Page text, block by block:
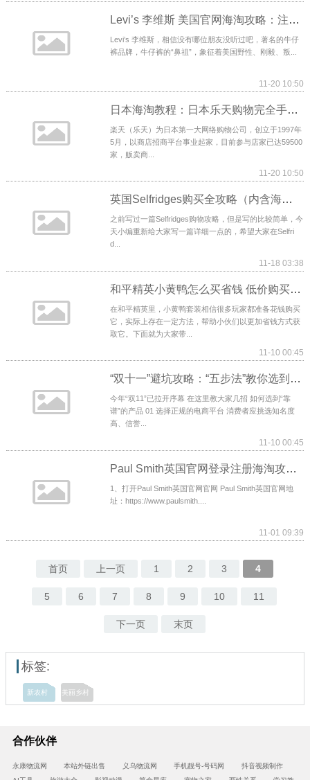
Levi’s 李维斯 美国官网海淘攻略：注册及购买教程+尺码换算
Levi’s 李维斯，相信没有哪位朋友没听过吧，著名的牛仔
裤品牌，牛仔裤的“鼻祖”，象征着美国野性、刚毅、叛...
11-20 10:50
日本海淘教程：日本乐天购物完全手册 从零开始~
楽天（乐天）为日本第一大网络购物公司，创立于1997年
5月，以商店招商平台事业起家，目前参与店家已达59500
家，贩卖商...
11-20 10:50
英国Selfridges购买全攻略（内含海淘教程及畅销单品）
之前写过一篇Selfridges购物攻略，但是写的比较简单，今
天小编重新给大家写一篇详细一点的，希望大家在Selfri
d...
11-18 03:38
和平精英小黄鸭怎么买省钱 低价购买技巧方法攻略
在和平精英里，小黄鸭套装相信很多玩家都准备花钱购买
它，实际上存在一定方法，帮助小伙们以更加省钱方式获
取它。下面就为大家带...
11-10 00:45
“双十一”避坑攻略：“五步法”教你选到“靠谱”产品
今年“双11”已拉开序幕 在这里教大家几招 如何选到“靠
谱”的产品 01 选择正规的电商平台 消费者应挑选知名度
高、信誉...
11-10 00:45
Paul Smith英国官网登录注册海淘攻略下单教程
1、打开Paul Smith英国官网官网 Paul Smith英国官网地
址：https://www.paulsmith....
11-01 09:39
首页 上一页 1 2 3 4
5 6 7 8 9 10 11
下一页 末页
标签:
新农村 美丽乡村
合作伙伴
永康物流网 本站外链出售 义乌物流网 手机靓号-号码网
抖音视频制作